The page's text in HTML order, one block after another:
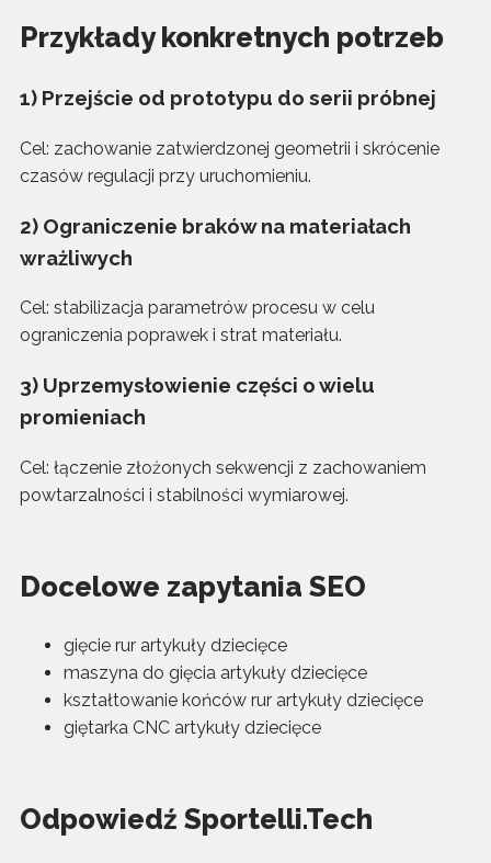
Przykłady konkretnych potrzeb
1) Przejście od prototypu do serii próbnej
Cel: zachowanie zatwierdzonej geometrii i skrócenie
czasów regulacji przy uruchomieniu.
2) Ograniczenie braków na materiałach
wrażliwych
Cel: stabilizacja parametrów procesu w celu
ograniczenia poprawek i strat materiału.
3) Uprzemysłowienie części o wielu
promieniach
Cel: łączenie złożonych sekwencji z zachowaniem
powtarzalności i stabilności wymiarowej.
Docelowe zapytania SEO
gięcie rur artykuły dziecięce
maszyna do gięcia artykuły dziecięce
kształtowanie końców rur artykuły dziecięce
giętarka CNC artykuły dziecięce
Odpowiedź Sportelli.Tech